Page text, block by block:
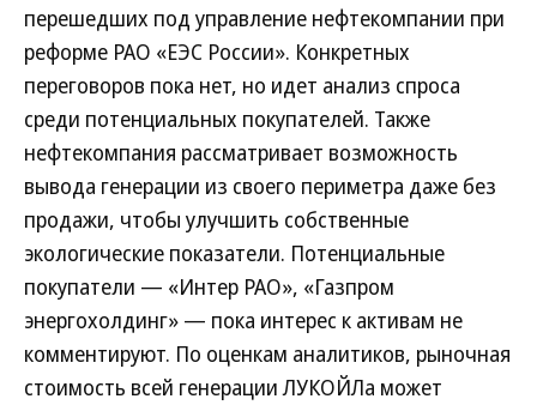
перешедших под управление нефтекомпании при
реформе РАО «ЕЭС России». Конкретных
переговоров пока нет, но идет анализ спроса
среди потенциальных покупателей. Также
нефтекомпания рассматривает возможность
вывода генерации из своего периметра даже без
продажи, чтобы улучшить собственные
экологические показатели. Потенциальные
покупатели — «Интер РАО», «Газпром
энергохолдинг» — пока интерес к активам не
комментируют. По оценкам аналитиков, рыночная
стоимость всей генерации ЛУКОЙЛа может